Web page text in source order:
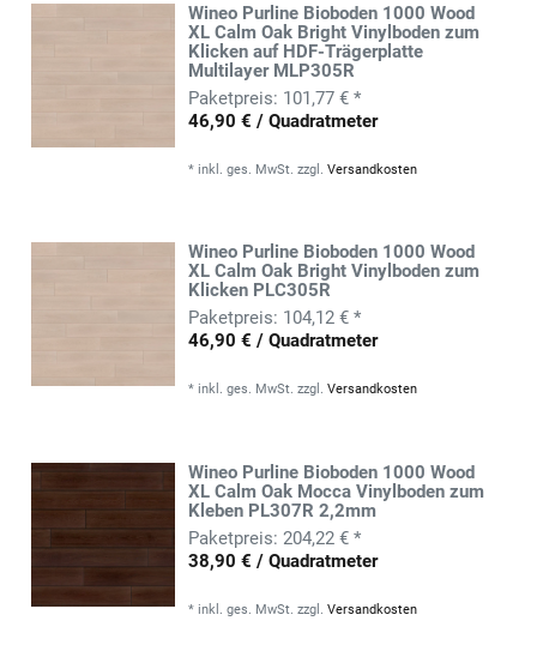
Wineo Purline Bioboden 1000 Wood
XL Calm Oak Bright Vinylboden zum
Klicken auf HDF-Trägerplatte
Multilayer MLP305R
101,77 € *
46,90 € / Quadratmeter
* inkl. ges. MwSt. zzgl.Versandkosten
Wineo Purline Bioboden 1000 Wood
XL Calm Oak Bright Vinylboden zum
Klicken PLC305R
104,12 € *
46,90 € / Quadratmeter
* inkl. ges. MwSt. zzgl.Versandkosten
Wineo Purline Bioboden 1000 Wood
XL Calm Oak Mocca Vinylboden zum
Kleben PL307R 2,2mm
204,22 € *
38,90 € / Quadratmeter
* inkl. ges. MwSt. zzgl.Versandkosten